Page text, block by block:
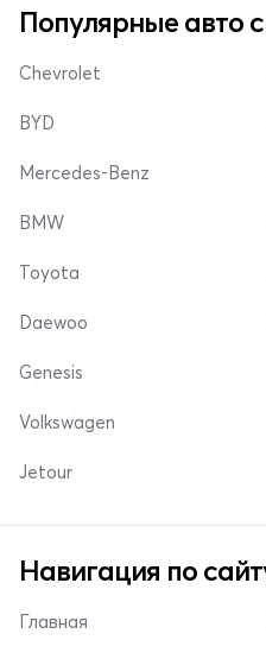
Популярные авто
Chevrolet
BYD
Mercedes-Benz
BMW
Toyota
Daewoo
Genesis
Volkswagen
Jetour
Навигация по
Главная